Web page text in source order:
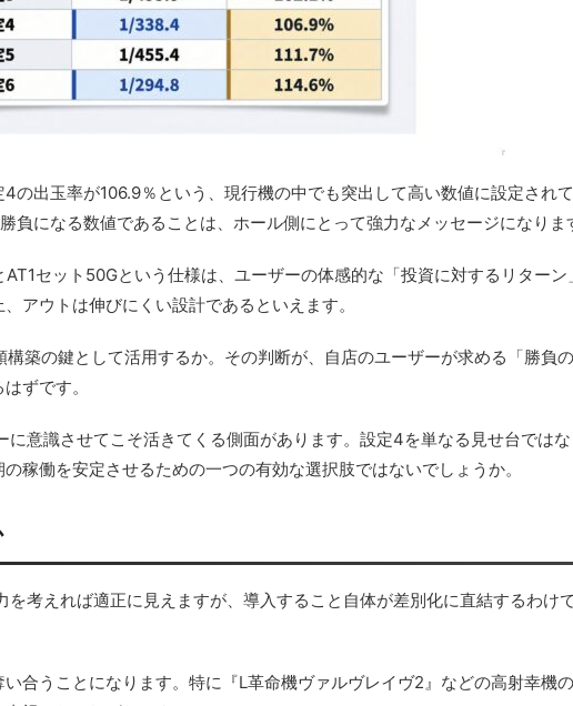
の出玉率が106.9％という、現行機の中でも突出して高い数値に設定され
負になる数値であることは、ホール側にとって強力なメッセージになりま
セット50Gという仕様は、ユーザーの体感的な「投資に対するリターン
アウトは伸びにくい設計であるといえます。
築の鍵として活用するか。その判断が、自店のユーザーが求める「勝負
ずです。
意識させてこそ活きてくる側面があります。設定4を単なる見せ台では
稼働を安定させるための一つの有効な選択肢ではないでしょうか。
考えれば適正に見えますが、導入すること自体が差別化に直結するわけ
合うことになります。特に『L革命機ヴァルヴレイヴ2』などの高射幸機